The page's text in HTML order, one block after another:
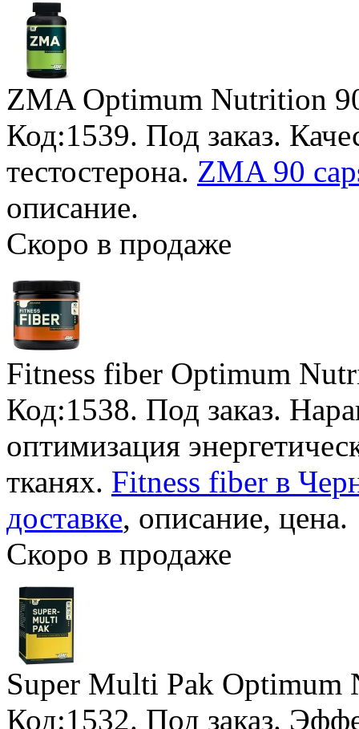
ZMA Optimum Nutrition
Код:1539. Под заказ.
тестостерона. ZMA 90
описание.
Скоро в продаже
Fitness fiber Optimum
Код:1538. Под заказ.
оптимизация
тканях. Fitness fiber в
доставке, описание, цена.
Скоро в продаже
Super Multi Pak Optimum
Код:1532. Под заказ.